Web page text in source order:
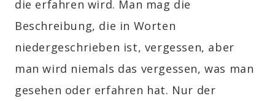
die erfahren wird. Man mag die
Beschreibung, die in Worten
niedergeschrieben ist, vergessen, aber
man wird niemals das vergessen, was man
gesehen oder erfahren hat. Nur der